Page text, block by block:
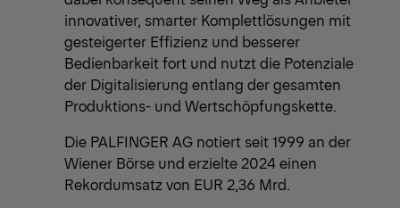
innovativer, smarter Komplettlösungen mit
gesteigerter Effizienz und besserer
Bedienbarkeit fort und nutzt die Potenziale
der Digitalisierung entlang der gesamten
Produktions- und Wertschöpfungskette.
Die PALFINGER AG notiert seit 1999 an der
Wiener Börse und erzielte 2024 einen
Rekordumsatz von EUR 2,36 Mrd.